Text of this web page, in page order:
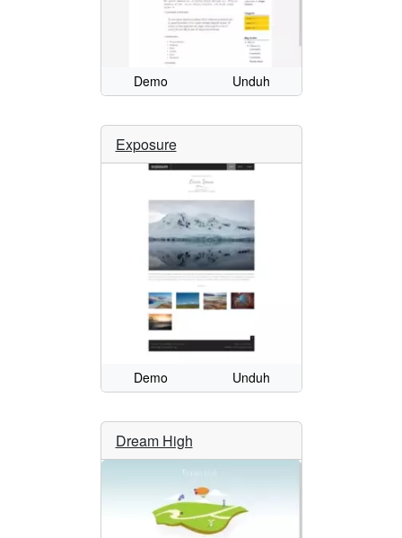
Demo Unduh
Exposure
Demo Unduh
Dream High